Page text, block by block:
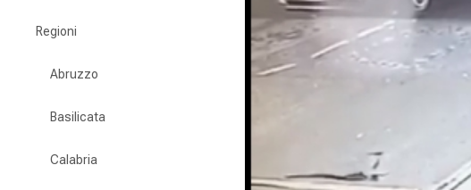
Regioni
Abruzzo
Basilicata
Calabria